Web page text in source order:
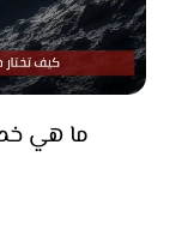
ما هي